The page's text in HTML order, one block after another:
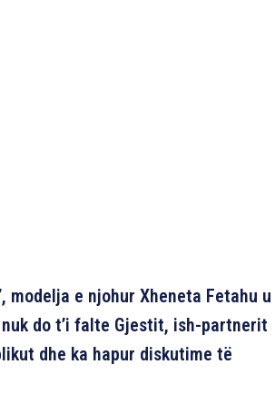
modelja e njohur Xheneta Fetahu u
do t’i falte Gjestit, ish-partnerit
dhe ka hapur diskutime të